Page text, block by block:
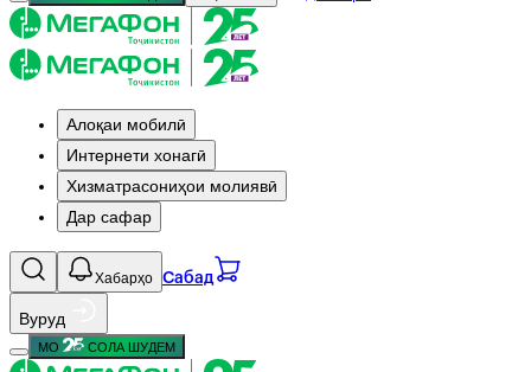
Алоқаи мобилӣ
Интернети хонагӣ
Хизматрасониҳои молиявӣ
Дар сафар
Хабарҳо Сабад
Вуруд
МО СОЛА ШУДЕМ